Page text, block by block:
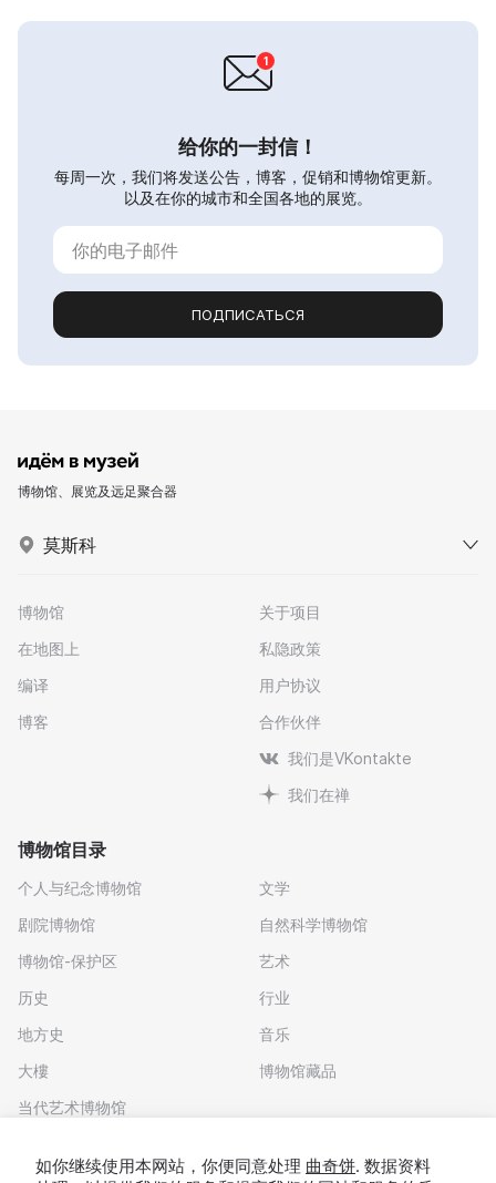
给你的一封信！
每周一次，我们将发送公告，博客，促销和博物馆更新。
以及在你的城市和全国各地的展览。
ПОДПИСАТЬСЯ
博物馆、展览及远足聚合器
莫斯科
博物馆
在地图上
编译
博客
关于项目
私隐政策
用户协议
合作伙伴
我们是VKontakte
我们在禅
博物馆目录
个人与纪念博物馆
剧院博物馆
博物馆-保护区
历史
地方史
大樓
当代艺术博物馆
文学
自然科学博物馆
艺术
行业
音乐
博物馆藏品
如你继续使用本网站，你便同意处理 曲奇饼. 数据资料